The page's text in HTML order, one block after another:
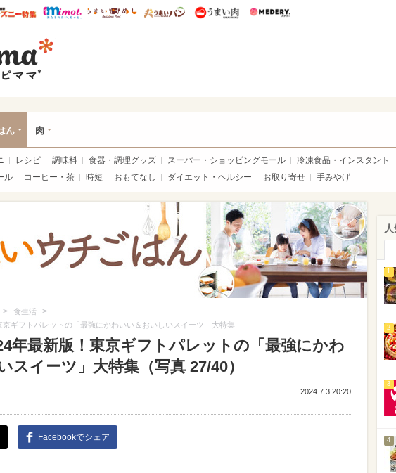
ママ* ウレぴあ総研 ディズニー特集
mimot. うまいめし うまいパン うまい肉
ん 肉
レシピ 調味料 食器・調理グッズ スーパー・ショッピングモール 冷凍食品・インスタント
ル コーヒー・茶 時短 おもてなし ダイエット・ヘルシー お取り寄せ 手みやげ
> 食生活 >
京ギフトパレットの「最強にかわいい＆おいしいスイーツ」大特集
年最新版！東京ギフトパレットの「最強にかわ
スイーツ」大特集（写真 27/40）
2024.7.3 20:20
Facebookでシェア
1
2
3
4